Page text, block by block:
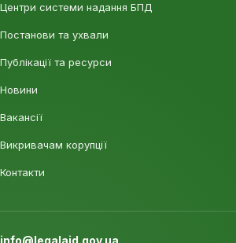
Центри системи надання БПД
Постанови та ухвали
Публікації та ресурси
Новини
Вакансії
Викривачам корупції
Контакти
info@legalaid.gov.ua